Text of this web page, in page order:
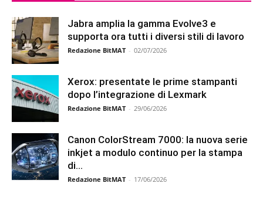
Jabra amplia la gamma Evolve3 e
supporta ora tutti i diversi stili di lavoro
Redazione BitMAT - 02/07/2026
Xerox: presentate le prime stampanti
dopo l’integrazione di Lexmark
Redazione BitMAT - 29/06/2026
Canon ColorStream 7000: la nuova serie
inkjet a modulo continuo per la stampa
di...
Redazione BitMAT - 17/06/2026